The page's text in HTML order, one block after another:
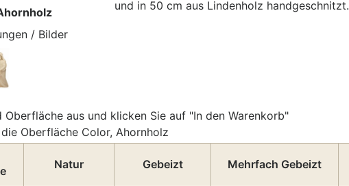
/ Bilder
und in 50 cm aus Lindenholz handgeschnitzt.
Oberfläche aus und klicken Sie auf "In den Warenkorb"
Oberfläche Color, Ahornholz
Natur Gebeizt Mehrfach Gebeizt